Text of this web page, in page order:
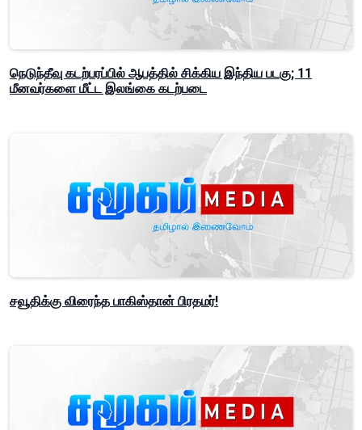
நெடுந்தீவு கடற்பரப்பில் ஆபத்தில் சிக்கிய இந்திய படகு; 11
மீனவர்களை மீட்ட இலங்கை கடற்படை
சவூதிக்கு விரைந்த பாகிஸ்தான் பிரதமர்!